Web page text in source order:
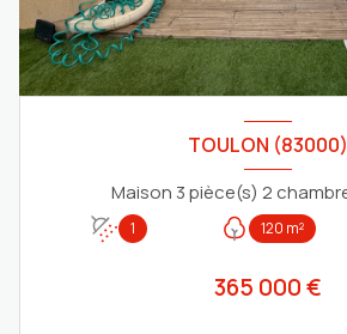
TOULON (83000)
1 120 m²
365 000 €